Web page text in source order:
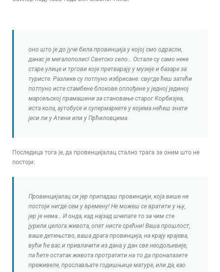
оно што је до јуче била провинција у којој смо одрасли,
данас је мегалополис! Светско село… Остале су само неке
старе улице и тргови које претварају у музеје и базаре за
туристе. Разлике су потпуно избрисане: свугде ћеш затећи
потпуно исте стамбене блокове оплођене у једној јединој
марсељској прамашини за становање старог Корбизјеа,
иста кола, аутобусе и супермаркете у којима нећеш знати
јеси ли у Атини или у Прћиловцима.
Последица тога је, да провинцијалац стално трага за оним што не
постоји:
Провинцијалац си јер припадаш провинцији, која више не
постоји нигде сем у времену! Не можеш се вратити у њу,
јер је нема… И онда, кад најзад шчепате то за чим сте
јурили целога живота, опет нисте срећни! Ваша прошлост,
ваше детињство, ваша драга провинција, на крају крајева,
вући ће вас и привлачити из дана у дан све неодољивије,
па ћете остатак живота протратити на то да проналазите
преживеле, прослављате годишњице матуре, или да, као